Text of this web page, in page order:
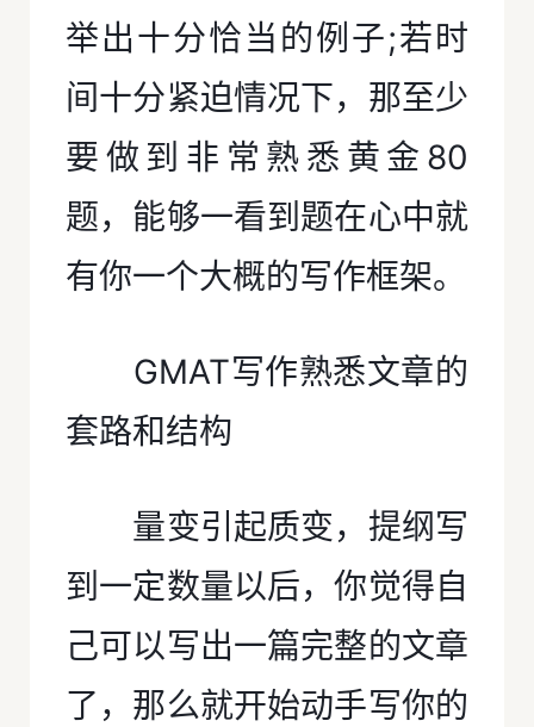
举出十分恰当的例子;若时
间十分紧迫情况下，那至少
要做到非常熟悉黄金80
题，能够一看到题在心中就
有你一个大概的写作框架。
GMAT写作熟悉文章的
套路和结构
量变引起质变，提纲写
到一定数量以后，你觉得自
己可以写出一篇完整的文章
了，那么就开始动手写你的